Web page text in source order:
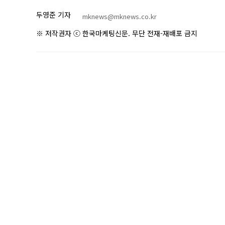
두영준 기자 mknews@mknews.co.kr
※ 저작권자 ⓒ 한국마케팅신문. 무단 전재-재배포 금지